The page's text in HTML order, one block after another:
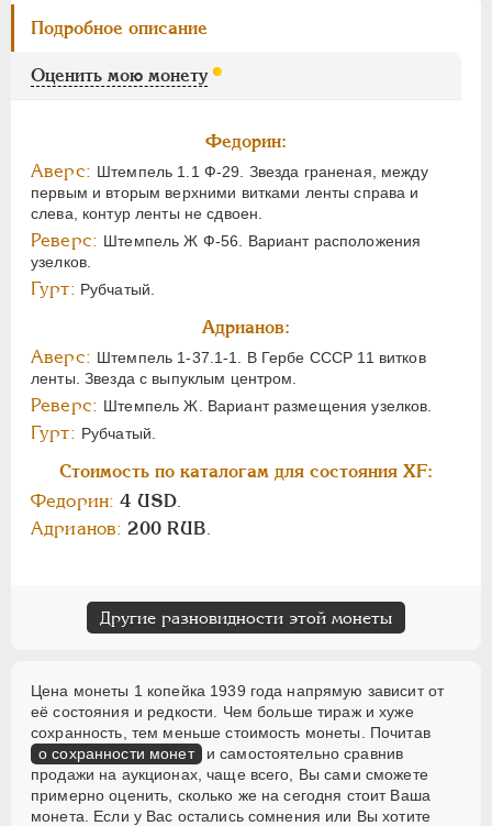
Подробное описание
Оценить мою монету
Федорин:
Аверс: Штемпель 1.1 Ф-29. Звезда граненая, между
первым и вторым верхними витками ленты справа и
слева, контур ленты не сдвоен.
Реверс: Штемпель Ж Ф-56. Вариант расположения
узелков.
Гурт: Рубчатый.
Адрианов:
Аверс: Штемпель 1-37.1-1. В Гербе СССР 11 витков
ленты. Звезда с выпуклым центром.
Реверс: Штемпель Ж. Вариант размещения узелков.
Гурт: Рубчатый.
Стоимость по каталогам для состояния XF:
Федорин: 4 USD.
Адрианов: 200 RUB
Другие разновидности этой монеты
Цена монеты 1 копейка 1939 года напрямую зависит от
её состояния и редкости. Чем больше тираж и хуже
сохранность, тем меньше стоимость монеты. Почитав
о сохранности монет и самостоятельно сравнив
продажи на аукционах, чаще всего, Вы сами сможете
примерно оценить, сколько же на сегодня стоит Ваша
монета. Если у Вас остались сомнения или Вы хотите